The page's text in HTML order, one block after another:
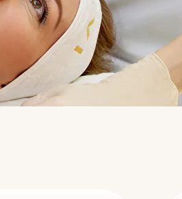
в области